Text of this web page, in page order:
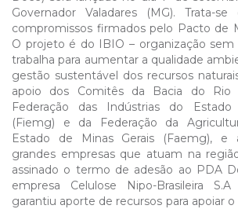
Governador Valadares (MG). Trata-
compromissos firmados pelo Pacto de
O projeto é do IBIO – organização sem
trabalha para aumentar a qualidade
gestão sustentável dos recursos
apoio dos Comitês da Bacia do Rio
Federação das Indústrias do
(Fiemg) e da Federação da
Estado de Minas Gerais (Faemg), e
grandes empresas que atuam na
assinado o termo de adesão ao PDA
empresa Celulose Nipo-Brasileira
garantiu aporte de recursos para apoiar o